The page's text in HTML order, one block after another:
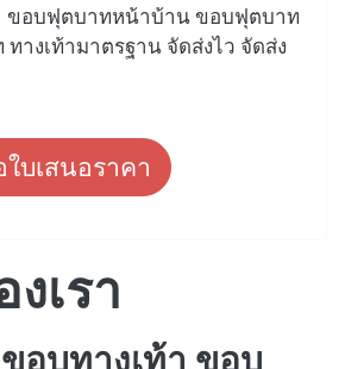
ขอบฟุตบาทหน้าบ้าน ขอบฟุตบาท
างเท้ามาตรฐาน จัดส่งไว จัดส่ง
บเสนอราคา
เรา
อบทางเท้า ขอบ